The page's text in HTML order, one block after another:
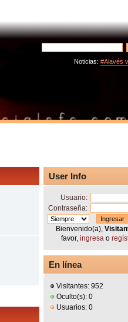
Noticias: #Alavés
User Info
Usuario:
Contraseña:
Bienvenido(a),
favor,ingresa o
En línea
Visitantes: 952
Oculto(s): 0
Usuarios: 0